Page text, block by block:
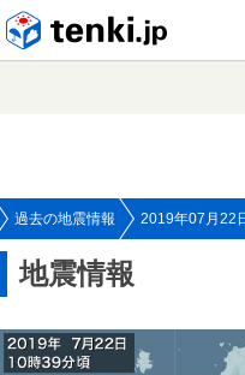
過去の地震情報 2019年07月22
地震情報